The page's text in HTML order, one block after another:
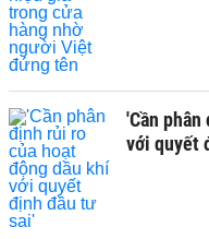
'Cần
với quyết